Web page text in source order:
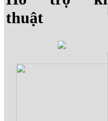
thuật